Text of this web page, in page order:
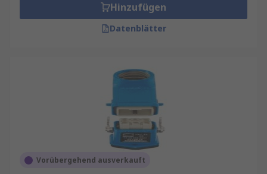
Hinzufügen
Datenblätter
Vorübergehend ausverkauft